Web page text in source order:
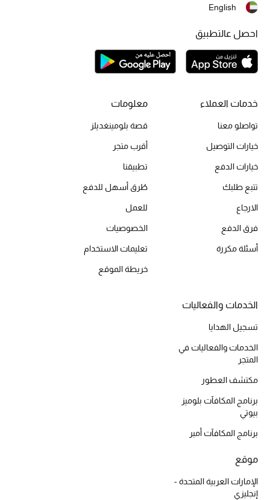
أحذية مختارة
الجمال
خصومات
جميع مستحضرات الجمال
الأكثر مبيعاً
مكتشف العطور
العناية بالبشرة
مستحضرات العناية
مستحضرات الاستحمام والعناية بالجسم
الصحة والعافية
مجموعة الجمال
خدمات العملاء
تواصلو معنا
خيارات التوصيل
خيارات الدفع
تتبع طلبك
الارجاع
فرق الدفع
أسئلة مكررة
معلومات
قصة بلومينغديلز
أقرب متجر
تطبيقنا
طُرق أسهل للدفع
للعمل
الخصوصيات
تعليمات الاستخدام
خريطة الموقع
الخدمات والفعاليات
تسجيل الهدايا
الخدمات والفعاليات في
المتجر
مكتشف العطور
برنامج المكافآت بلوميز
بيوتي
برنامج المكافآت أمبر
موقع
الإمارات العربية المتحدة -
إنجليزي
English
احصل عالتطبيق